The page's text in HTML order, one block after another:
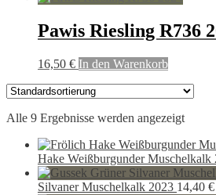
24,00 €17,90 €.
Pawis Riesling R736
16,50 € In den Warenkorb
Alle 9 Ergebnisse werden angezeigt
Hake Weißburgunder Muschelkalk
Silvaner Muschelkalk 2023 14,40 €